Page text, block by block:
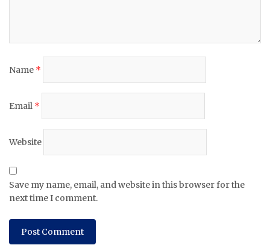
Name *
Email *
Website
Save my name, email, and website in this browser for the
next time I comment.